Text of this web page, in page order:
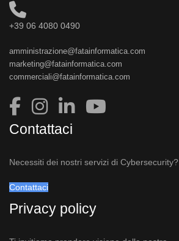
+39 06 4080 0490
amministrazione@fatainformatica.com
marketing@fatainformatica.com
commerciali@fatainformatica.com
Contattaci
Necessiti dei nostri servizi di Cybersecurity?
Contattaci
Privacy policy